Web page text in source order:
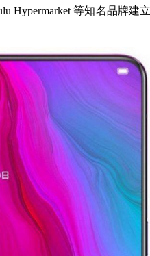
Hypermarket 等知名品牌建